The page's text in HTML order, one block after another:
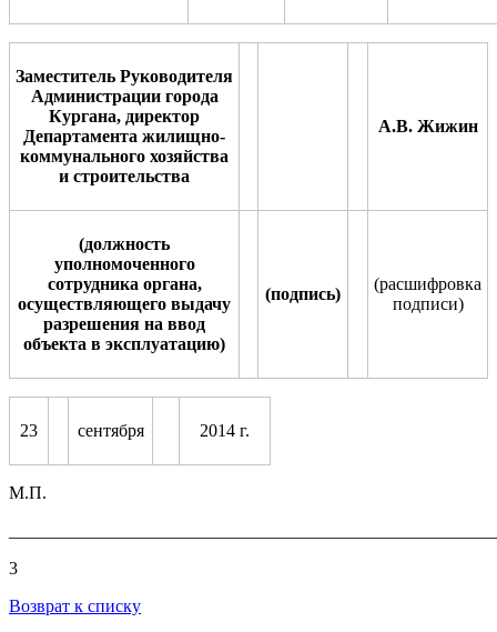
Заместитель Руководителя
Администрации города
Кургана, директор
Департамента жилищно-
коммунального хозяйства
и строительства
А.В. Жижин
(должность
уполномоченного
сотрудника органа,
осуществляющего выдачу
разрешения на ввод
объекта в эксплуатацию)
(подпись)
(расшифровка
подписи)
23 сентября 2014 г.
М.П.
3
Возврат к списку